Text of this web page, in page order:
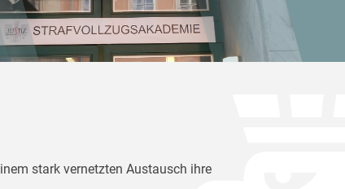
stark vernetzten Austausch ihre